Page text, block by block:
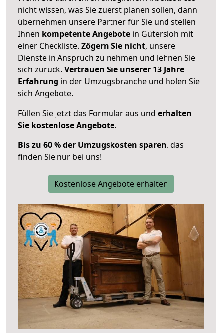
nicht wissen, was Sie zuerst planen sollen, dann
übernehmen unsere Partner für Sie und stellen
Ihnen kompetente Angebote in Gütersloh mit
einer Checkliste. Zögern Sie nicht, unsere
Dienste in Anspruch zu nehmen und lehnen Sie
sich zurück. Vertrauen Sie unserer 13 Jahre
Erfahrung in der Umzugsbranche und holen Sie
sich Angebote.
Füllen Sie jetzt das Formular aus und erhalten
Sie kostenlose Angebote.
Bis zu 60 % der Umzugskosten sparen, das
finden Sie nur bei uns!
Kostenlose Angebote erhalten